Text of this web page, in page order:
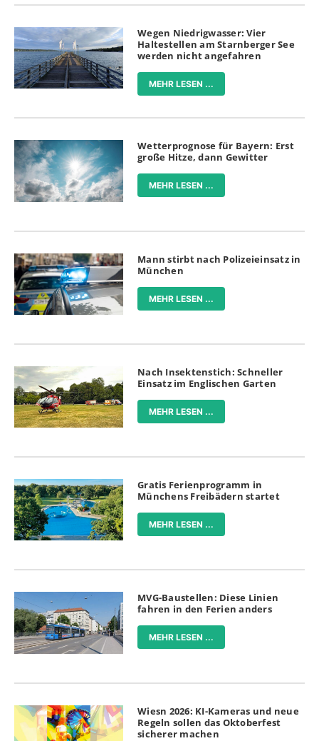
Wegen Niedrigwasser: Vier
Haltestellen am Starnberger See
werden nicht angefahren
MEHR LESEN ...
Wetterprognose für Bayern: Erst
große Hitze, dann Gewitter
MEHR LESEN ...
Mann stirbt nach Polizeieinsatz in
München
MEHR LESEN ...
Nach Insektenstich: Schneller
Einsatz im Englischen Garten
MEHR LESEN ...
Gratis Ferienprogramm in
Münchens Freibädern startet
MEHR LESEN ...
MVG-Baustellen: Diese Linien
fahren in den Ferien anders
MEHR LESEN ...
Wiesn 2026: KI-Kameras und neue
Regeln sollen das Oktoberfest
sicherer machen